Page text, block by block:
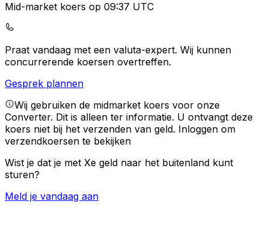
Mid-market koers op 09:37 UTC
Praat vandaag met een valuta-expert. Wij kunnen
concurrerende koersen overtreffen.
Gesprek plannen
Wij gebruiken de midmarket koers voor onze
Converter. Dit is alleen ter informatie. U ontvangt deze
koers niet bij het verzenden van geld. Inloggen om
verzendkoersen te bekijken
Wist je dat je met Xe geld naar het buitenland kunt
sturen?
Meld je vandaag aan